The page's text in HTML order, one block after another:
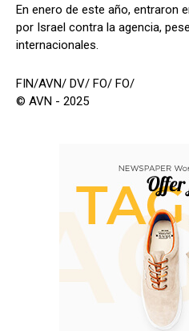
En enero de este año, entraron
por Israel contra la agencia,
internacionales.
FIN/AVN/ DV/ FO/ FO/
© AVN - 2025